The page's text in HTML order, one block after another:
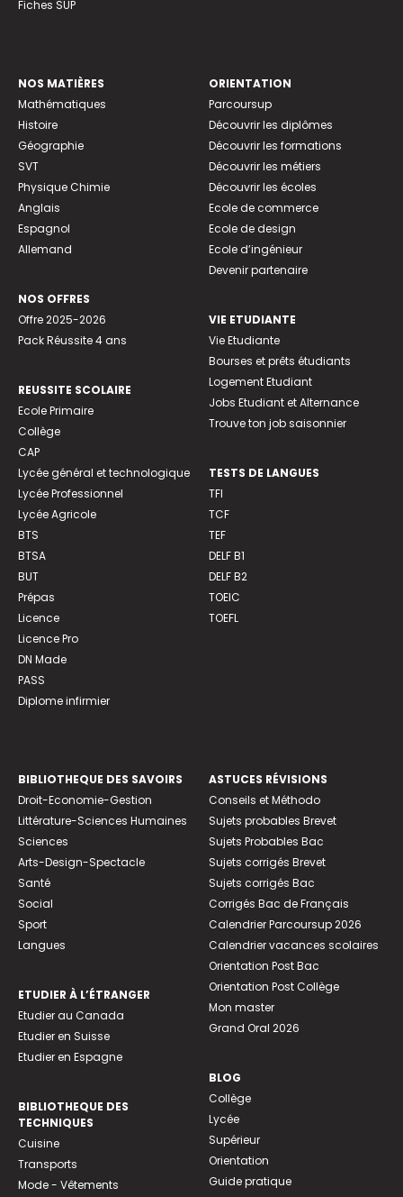
Fiches SUP
NOS MATIÈRES
Mathématiques
Histoire
Géographie
SVT
Physique Chimie
Anglais
Espagnol
Allemand
NOS OFFRES
Offre 2025-2026
Pack Réussite 4 ans
REUSSITE SCOLAIRE
Ecole Primaire
Collège
CAP
Lycée général et technologique
Lycée Professionnel
Lycée Agricole
BTS
BTSA
BUT
Prépas
Licence
Licence Pro
DN Made
PASS
Diplome infirmier
ORIENTATION
Parcoursup
Découvrir les diplômes
Découvrir les formations
Découvrir les métiers
Découvrir les écoles
Ecole de commerce
Ecole de design
Ecole d’ingénieur
Devenir partenaire
VIE ETUDIANTE
Vie Etudiante
Bourses et prêts étudiants
Logement Etudiant
Jobs Etudiant et Alternance
Trouve ton job saisonnier
TESTS DE LANGUES
TFI
TCF
TEF
DELF B1
DELF B2
TOEIC
TOEFL
BIBLIOTHEQUE DES SAVOIRS
Droit-Economie-Gestion
Littérature-Sciences Humaines
Sciences
Arts-Design-Spectacle
Santé
Social
Sport
Langues
ETUDIER À L’ÉTRANGER
Etudier au Canada
Etudier en Suisse
Etudier en Espagne
BIBLIOTHEQUE DES
TECHNIQUES
Cuisine
Transports
Mode - Vêtements
ASTUCES RÉVISIONS
Conseils et Méthodo
Sujets probables Brevet
Sujets Probables Bac
Sujets corrigés Brevet
Sujets corrigés Bac
Corrigés Bac de Français
Calendrier Parcoursup 2026
Calendrier vacances scolaires
Orientation Post Bac
Orientation Post Collège
Mon master
Grand Oral 2026
BLOG
Collège
Lycée
Supérieur
Orientation
Guide pratique